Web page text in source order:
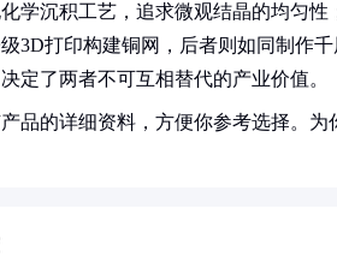
学沉积工艺，追求微观结晶的均匀
3D打印构建铜网，后者则如同制作
定了两者不可互相替代的产业价值。
品的详细资料，方便你参考选择。为